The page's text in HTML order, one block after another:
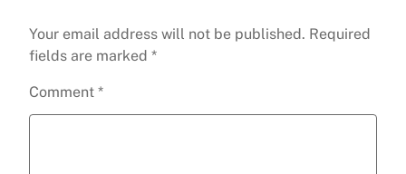
Your email address will not be published. Required
fields are marked *
Comment *